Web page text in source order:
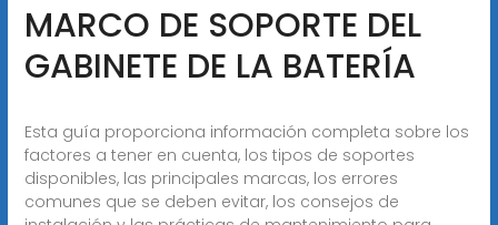
MARCO DE SOPORTE DEL
GABINETE DE LA BATERÍA
Esta guía proporciona información completa sobre los
factores a tener en cuenta, los tipos de soportes
disponibles, las principales marcas, los errores
comunes que se deben evitar, los consejos de